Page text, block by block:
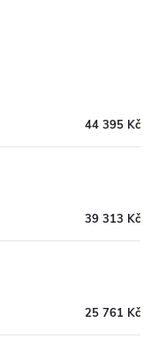
44 395 Kč
39 313 Kč
25 761 Kč